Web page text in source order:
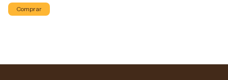
Comprar